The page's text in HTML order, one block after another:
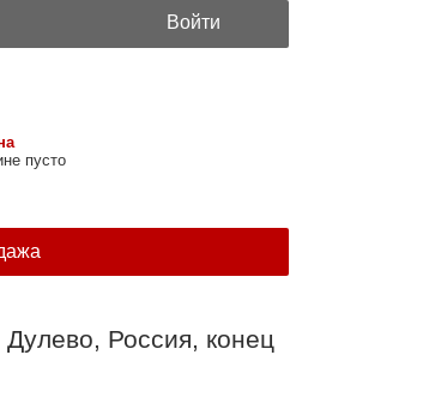
Войти
пусто
Россия, конец